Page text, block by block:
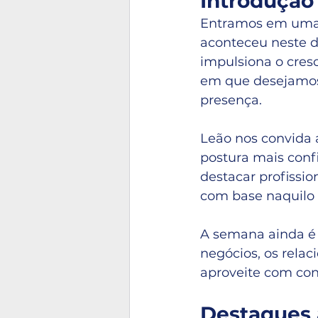
Entramos em
aconteceu neste
impulsiona o
em que
presença.
Leão nos
postura mais
destacar
com base
A semana ainda
negócios, os
aproveite com